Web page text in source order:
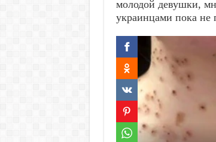
молодой девушки,
украинцами пока не